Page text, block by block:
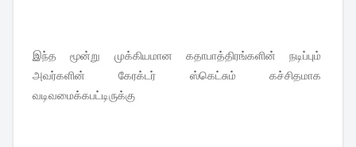
இந்த மூன்று முக்கியமான கதாபாத்திரங்களின் நடிப்பும்
அவர்களின் கேரக்டர் ஸ்கெட்சும் கச்சிதமாக
வடிவமைக்கபட்டிருக்கு